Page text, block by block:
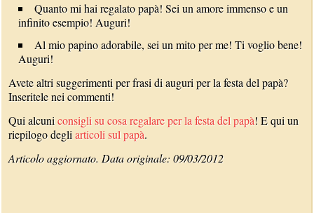
Quanto mi hai regalato papà! Sei un amore immenso e un
infinito esempio! Auguri!
Al mio papino adorabile, sei un mito per me! Ti voglio bene!
Auguri!
Avete altri suggerimenti per frasi di auguri per la festa del papà?
Inseritele nei commenti!
Qui alcuniconsigli su cosa regalare per la festa del papà! E qui un
riepilogo degliarticoli sul papà.
Articolo aggiornato. Data originale: 09/03/2012